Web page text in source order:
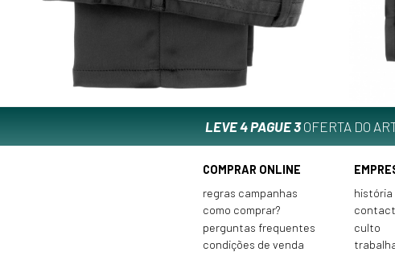
LEVE 4 PAGUE 3OFERTA DO
COMPRAR ONLINE
regras campanhas
como comprar?
perguntas frequentes
condições de venda
história
culto